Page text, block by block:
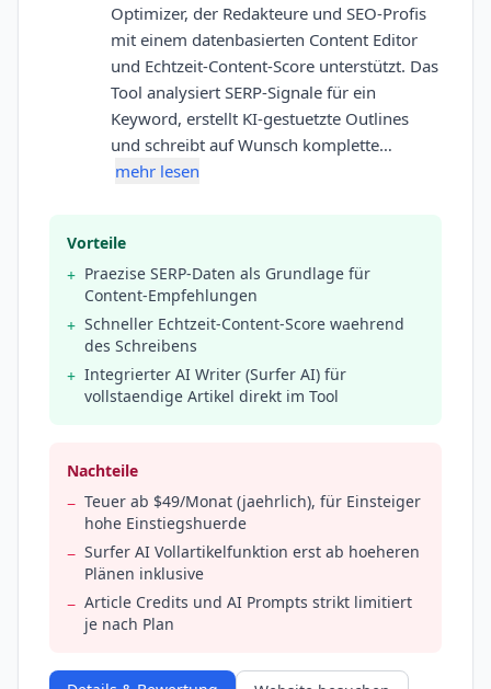
Optimizer, der Redakteure und SEO-Profis
mit einem datenbasierten Content Editor
und Echtzeit-Content-Score unterstützt. Das
Tool analysiert SERP-Signale für ein
Keyword, erstellt KI-gestuetzte Outlines
und schreibt auf Wunsch komplette…
mehr lesen
Vorteile
+ Praezise SERP-Daten als Grundlage für
Content-Empfehlungen
+ Schneller Echtzeit-Content-Score waehrend
des Schreibens
+ Integrierter AI Writer (Surfer AI) für
vollstaendige Artikel direkt im Tool
Nachteile
− Teuer ab $49/Monat (jaehrlich), für Einsteiger
hohe Einstiegshuerde
− Surfer AI Vollartikelfunktion erst ab hoeheren
Plänen inklusive
− Article Credits und AI Prompts strikt limitiert
je nach Plan